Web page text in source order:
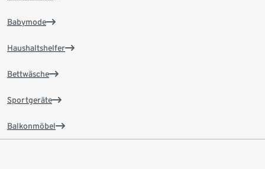
Babymode
Haushaltshelfer
Bettwäsche
Sportgeräte
Balkonmöbel